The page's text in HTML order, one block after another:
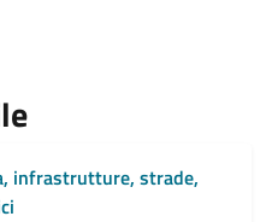
infrastrutture, strade,